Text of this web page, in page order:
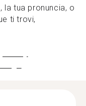
tua pronuncia, o
ti trovi,